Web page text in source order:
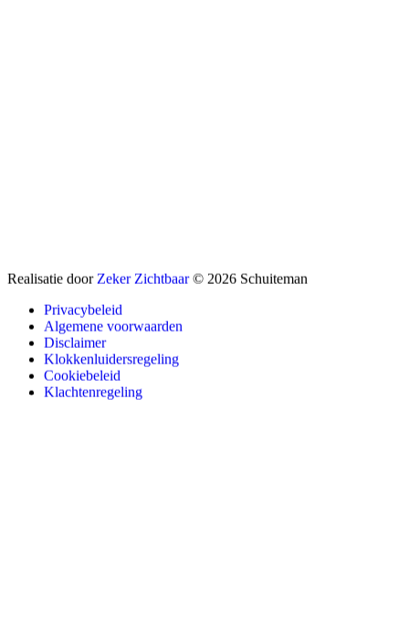
Realisatie door Zeker Zichtbaar © 2026 Schuiteman
Privacybeleid
Algemene voorwaarden
Disclaimer
Klokkenluidersregeling
Cookiebeleid
Klachtenregeling